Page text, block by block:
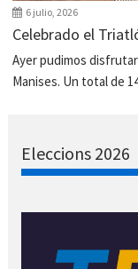
6 julio, 2026
Celebrado el
Ayer pudimos
Manises. Un total de
Eleccions 2026